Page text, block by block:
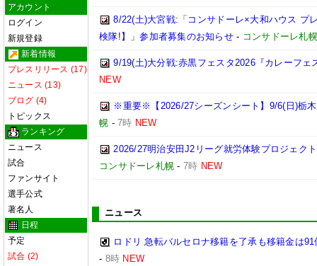
アカウント
ログイン
新規登録
新着情報
プレスリリース (17)
ニュース (13)
ブログ (4)
トピックス
ランキング
ニュース
試合
ファンサイト
選手公式
著名人
日程
予定
試合 (2)
8/22(土)大宮戦:「コンサドーレ×大和ハウス プ
検隊!】」参加者募集のお知らせ - コンサドーレ札幌
9/19(土)大分戦:赤黒フェスタ2026『カレーフェ
NEW
※重要※【2026/27シーズンシート】9/6(日)栃
幌 -7時 NEW
2026/27明治安田J2リーグ就労体験プロジェク
コンサドーレ札幌 - 7時 NEW
ニュース
ロドリ 急転バルセロナ移籍を了承も移籍金は
- 8時 NEW